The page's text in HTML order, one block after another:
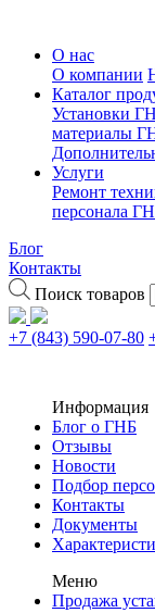
О нас
О компании
Каталог
Установки
материалы
Услуги
Ремонт
персонала
Блог
Контакты
Поиск товаров
+7 (843) 590-07-80
Информация
Блог о ГНБ
Отзывы
Новости
Подбор
Контакты
Документы
Меню
Продажа